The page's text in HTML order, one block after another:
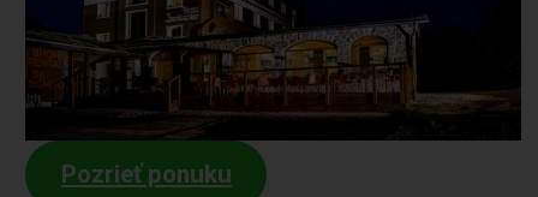
Pozrieť ponuku